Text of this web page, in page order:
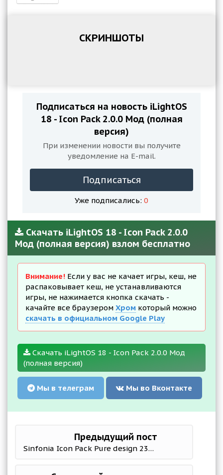
СКРИНШОТЫ
Подписаться на новость iLightOS
18 - Icon Pack 2.0.0 Мод (полная
версия)
При изменении новости вы получите
уведомление на E-mail.
Подписаться
Уже подписались: 0
Скачать iLightOS 18 - Icon Pack 2.0.0
Мод (полная версия) взлом бесплатно
Внимание! Если у вас не качает игры, кеш, не
распаковывает кеш, не устанавливаются
игры, не нажимается кнопка скачать -
качайте все браузером Хром который можно
скачать в официальном Google Play
Скачать iLightOS 18 - Icon Pack 2.0.0 Мод
(полная версия)
Мы в телеграм Мы во Вконтакте
Предыдущий пост
Sinfonia Icon Pack Pure design 233.0 Мод (полная версия)